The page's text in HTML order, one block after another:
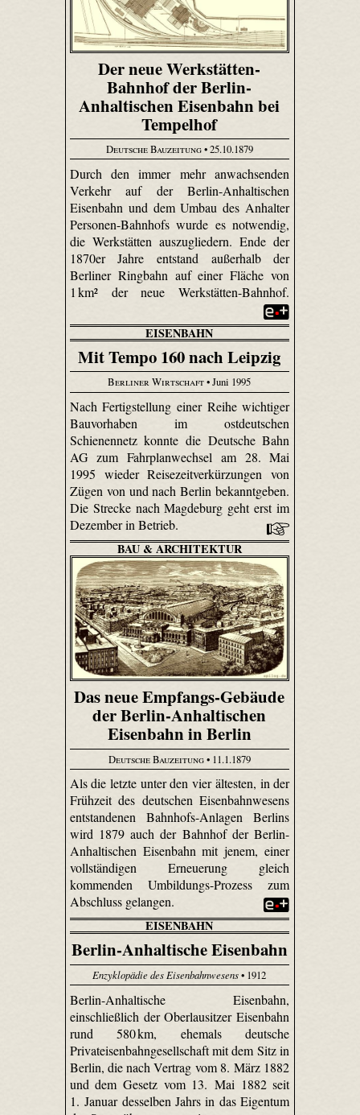
Der neue Werkstätten-
Bahnhof der Berlin-
Anhaltischen Eisenbahn bei
Tempelhof
Deutsche Bauzeitung• 25.10.1879
Durch den immer mehr anwachsenden
Verkehr auf der Berlin-Anhaltischen
Eisenbahn und dem Umbau des Anhalter
Personen-Bahnhofs wurde es notwendig,
die Werkstätten auszugliedern. Ende der
1870er Jahre entstand außerhalb der
Berliner Ringbahn auf einer Fläche von
1 km² der neue Werkstätten-Bahnhof.
EISENBAHN
Mit Tempo 160 nach Leipzig
Berliner Wirtschaft• Juni 1995
Nach Fertigstellung einer Reihe wichtiger
Bauvorhaben im ostdeutschen
Schienennetz konnte die Deutsche Bahn
AG zum Fahrplanwechsel am 28. Mai
1995 wieder Reisezeitverkürzungen von
Zügen von und nach Berlin bekanntgeben.
Die Strecke nach Magdeburg geht erst im
Dezember in Betrieb.
BAU & ARCHITEKTUR
Das neue Empfangs-Gebäude
der Berlin-Anhaltischen
Eisenbahn in Berlin
Deutsche Bauzeitung• 11.1.1879
Als die letzte unter den vier ältesten, in der
Frühzeit des deutschen Eisenbahnwesens
entstandenen Bahnhofs-Anlagen Berlins
wird 1879 auch der Bahnhof der Berlin-
Anhaltischen Eisenbahn mit jenem, einer
vollständigen Erneuerung gleich
kommenden Umbildungs-Prozess zum
Abschluss gelangen.
EISENBAHN
Berlin-Anhaltische Eisenbahn
Enzyklopädie des Eisenbahnwesens• 1912
Berlin-Anhaltische Eisenbahn,
einschließlich der Oberlausitzer Eisenbahn
rund 580 km, ehemals deutsche
Privateisenbahngesellschaft mit dem Sitz in
Berlin, die nach Vertrag vom 8. März 1882
und dem Gesetz vom 13. Mai 1882 seit
1. Januar desselben Jahrs in das Eigentum